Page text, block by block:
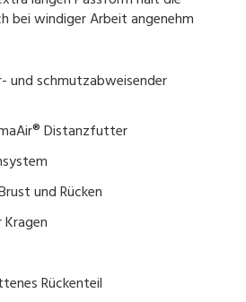
bei windiger Arbeit angenehm
und schmutzabweisender
Distanzfutter
und Rücken
Rückenteil